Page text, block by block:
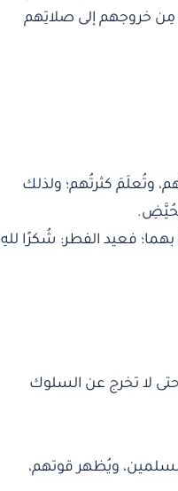
مِن خروجهم إلى صلاتِهم
وتُعلَمَ كثرتُهم؛ ولذلك
بهما؛ فعيد الفطر: شُكرًا للهِ
حتى لا تخرج عن السلوك
ويُظهر قوتهم،